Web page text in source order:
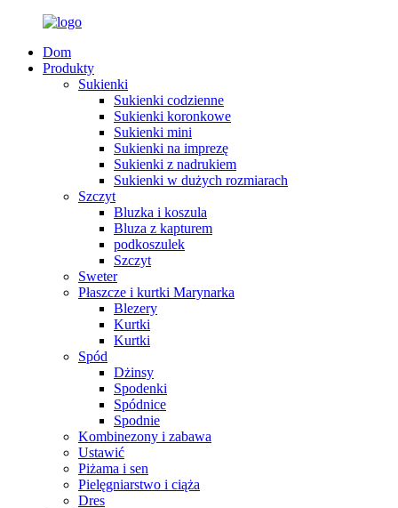
Dom
Produkty
Sukienki
Sukienki codzienne
Sukienki koronkowe
Sukienki mini
Sukienki na imprezę
Sukienki z nadrukiem
Sukienki w dużych rozmiarach
Szczyt
Bluzka i koszula
Bluza z kapturem
podkoszulek
Szczyt
Sweter
Płaszcze i kurtki Marynarka
Blezery
Kurtki
Kurtki
Spód
Dżinsy
Spodenki
Spódnice
Spodnie
Kombinezony i zabawa
Ustawić
Piżama i sen
Pielęgniarstwo i ciąża
Dres